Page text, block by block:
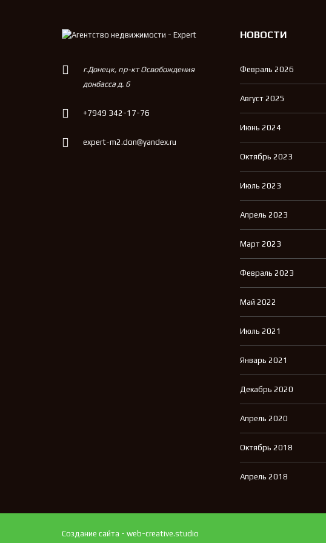
г.Донецк, пр-кт Освобождения
донбасса д. 6
+7949 342-17-76
expert-m2.don@yandex.ru
НОВОСТИ
Февраль 2026
Август 2025
Июнь 2024
Октябрь 2023
Июль 2023
Апрель 2023
Март 2023
Февраль 2023
Май 2022
Июль 2021
Январь 2021
Декабрь 2020
Апрель 2020
Октябрь 2018
Апрель 2018
Создание сайта - web-creative.studio